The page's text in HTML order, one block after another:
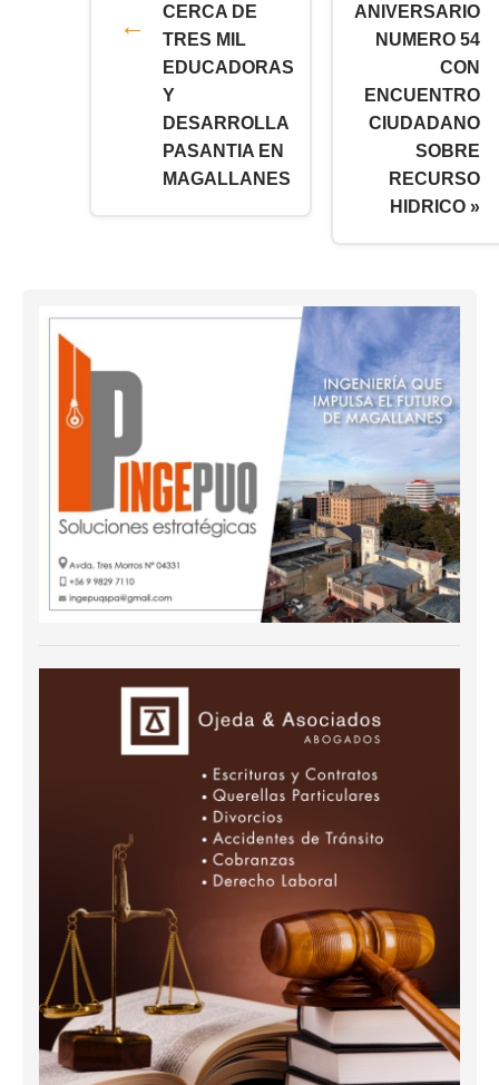
CERCA DE
TRES MIL
EDUCADORAS
Y
DESARROLLA
PASANTIA EN
MAGALLANES
ANIVERSARIO
NUMERO 54
CON
ENCUENTRO
CIUDADANO
SOBRE
RECURSO
HIDRICO »